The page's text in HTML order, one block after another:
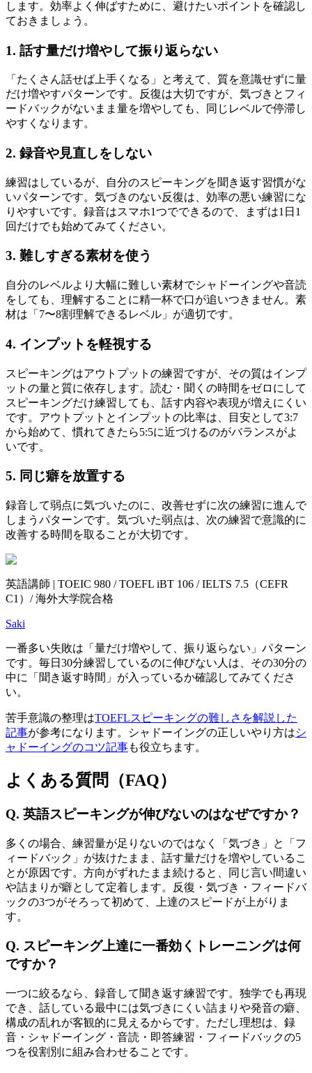
します。効率よく伸ばすために、避けたいポイントを確認し
ておきましょう。
1. 話す量だけ増やして振り返らない
「たくさん話せば上手くなる」と考えて、質を意識せずに量
だけ増やすパターンです。反復は大切ですが、気づきとフィ
ードバックがないまま量を増やしても、同じレベルで停滞し
やすくなります。
2. 録音や見直しをしない
練習はしているが、自分のスピーキングを聞き返す習慣がな
いパターンです。気づきのない反復は、効率の悪い練習にな
りやすいです。録音はスマホ1つでできるので、まずは1日1
回だけでも始めてみてください。
3. 難しすぎる素材を使う
自分のレベルより大幅に難しい素材でシャドーイングや音読
をしても、理解することに精一杯で口が追いつきません。素
材は「7〜8割理解できるレベル」が適切です。
4. インプットを軽視する
スピーキングはアウトプットの練習ですが、その質はインプ
ットの量と質に依存します。読む・聞くの時間をゼロにして
スピーキングだけ練習しても、話す内容や表現が増えにくい
です。アウトプットとインプットの比率は、目安として3:7
から始めて、慣れてきたら5:5に近づけるのがバランスがよ
いです。
5. 同じ癖を放置する
録音して弱点に気づいたのに、改善せずに次の練習に進んで
しまうパターンです。気づいた弱点は、次の練習で意識的に
改善する時間を取ることが大切です。
英語講師 | TOEIC 980 / TOEFL iBT 106 / IELTS 7.5（CEFR
C1）/ 海外大学院合格
Saki
一番多い失敗は「量だけ増やして、振り返らない」パターン
です。毎日30分練習しているのに伸びない人は、その30分の
中に「聞き返す時間」が入っているか確認してみてくださ
い。
苦手意識の整理はTOEFLスピーキングの難しさを解説した
記事が参考になります。シャドーイングの正しいやり方はシ
ャドーイングのコツ記事も役立ちます。
よくある質問（FAQ）
Q. 英語スピーキングが伸びないのはなぜですか？
多くの場合、練習量が足りないのではなく「気づき」と「フ
ィードバック」が抜けたまま、話す量だけを増やしているこ
とが原因です。方向がずれたまま続けると、同じ言い間違い
や詰まりが癖として定着します。反復・気づき・フィードバ
ックの3つがそろって初めて、上達のスピードが上がりま
す。
Q. スピーキング上達に一番効くトレーニングは何
ですか？
一つに絞るなら、録音して聞き返す練習です。独学でも再現
でき、話している最中には気づきにくい詰まりや発音の癖、
構成の乱れが客観的に見えるからです。ただし理想は、録
音・シャドーイング・音読・即答練習・フィードバックの5
つを役割別に組み合わせることです。